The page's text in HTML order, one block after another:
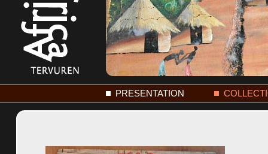
PRESENTATION